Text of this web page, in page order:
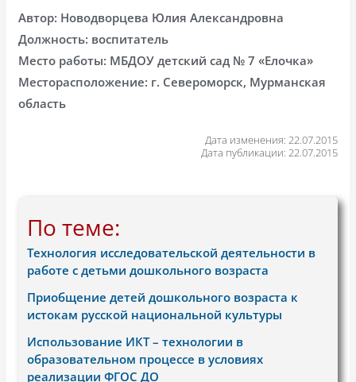
Автор: Новодворцева Юлия Александровна
Должность: воспитатель
Место работы: МБДОУ детский сад № 7 «Елочка»
Месторасположение: г. Североморск, Мурманская
область
Дата изменения: 22.07.2015
Дата публикации: 22.07.2015
По теме:
Технология исследовательской деятельности в
работе с детьми дошкольного возраста
Приобщение детей дошкольного возраста к
истокам русской национальной культуры
Использование ИКТ – технологии в
образовательном процессе в условиях
реализации ФГОС ДО